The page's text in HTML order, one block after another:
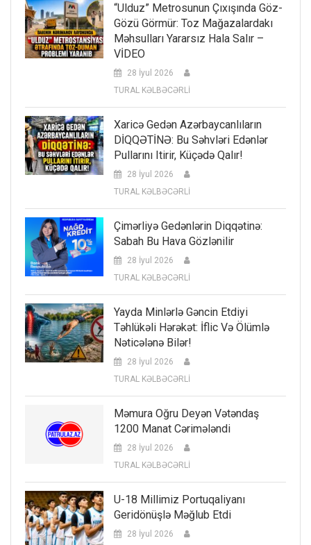
“Ulduz” Metrosunun Çıxışında Göz-
Gözü Görmür: Toz Mağazalardakı
Məhsulları Yararsız Hala Salır –
VİDEO
28 İyul 2026
TURAL KƏLBƏCƏRLİ
Xaricə Gedən Azərbaycanlıların
DİQQƏTİNƏ: Bu Səhvləri Edənlər
Pullarını Itirir, Küçədə Qalır!
28 İyul 2026
TURAL KƏLBƏCƏRLİ
Çimərliyə Gedənlərin Diqqətinə:
Sabah Bu Hava Gözlənilir
28 İyul 2026
TURAL KƏLBƏCƏRLİ
Yayda Minlərlə Gəncin Etdiyi
Təhlükəli Hərəkət: İflic Və Ölümlə
Nəticələnə Bilər!
28 İyul 2026
TURAL KƏLBƏCƏRLİ
Məmura Oğru Deyən Vətəndaş
1200 Manat Cərimələndi
28 İyul 2026
TURAL KƏLBƏCƏRLİ
U-18 Millimiz Portuqaliyanı
Geridönüşlə Məğlub Etdi
28 İyul 2026